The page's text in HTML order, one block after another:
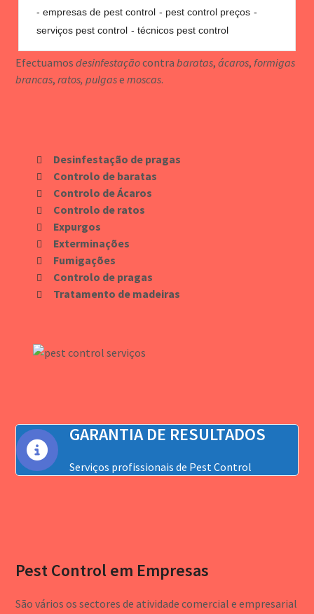
empresas de pest control
pest control preços
serviços pest control
técnicos pest control
Efectuamosdesinfestaçãocontrabaratas,ácaros, formigas
brancas,ratos, pulgasemoscas.
Desinfestação de pragas
Controlo de baratas
Controlo de Ácaros
Controlo de ratos
Expurgos
Exterminações
Fumigações
Controlo de pragas
Tratamento de madeiras
GARANTIA DE RESULTADOS
Serviços profissionais de Pest Control
Pest Control em Empresas
São vários os sectores de atividade comercial e empresarial